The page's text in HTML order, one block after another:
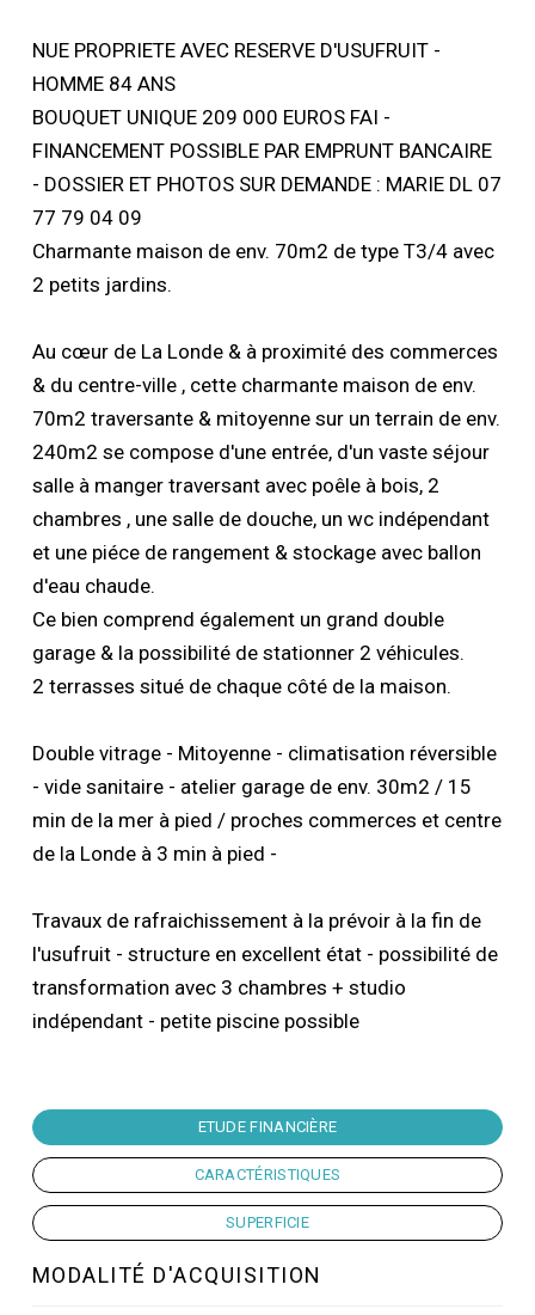
NUE PROPRIETE AVEC RESERVE D'USUFRUIT -
HOMME 84 ANS
BOUQUET UNIQUE 209 000 EUROS FAI -
FINANCEMENT POSSIBLE PAR EMPRUNT BANCAIRE
- DOSSIER ET PHOTOS SUR DEMANDE : MARIE DL 07
77 79 04 09
Charmante maison de env. 70m2 de type T3/4 avec
2 petits jardins.
Au cœur de La Londe & à proximité des commerces
& du centre-ville , cette charmante maison de env.
70m2 traversante & mitoyenne sur un terrain de env.
240m2 se compose d'une entrée, d'un vaste séjour
salle à manger traversant avec poêle à bois, 2
chambres , une salle de douche, un wc indépendant
et une piéce de rangement & stockage avec ballon
d'eau chaude.
Ce bien comprend également un grand double
garage & la possibilité de stationner 2 véhicules.
2 terrasses situé de chaque côté de la maison.
Double vitrage - Mitoyenne - climatisation réversible
- vide sanitaire - atelier garage de env. 30m2 / 15
min de la mer à pied / proches commerces et centre
de la Londe à 3 min à pied -
Travaux de rafraichissement à la prévoir à la fin de
l'usufruit - structure en excellent état - possibilité de
transformation avec 3 chambres + studio
indépendant - petite piscine possible
ETUDE FINANCIÈRE
CARACTÉRISTIQUES
SUPERFICIE
MODALITÉ D'ACQUISITION